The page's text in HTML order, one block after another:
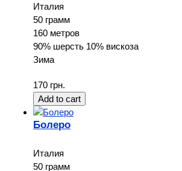
Италия
50 грамм
160 метров
90% шерсть 10% вискоза
Зима
170 грн.
Болеро
Италия
50 грамм